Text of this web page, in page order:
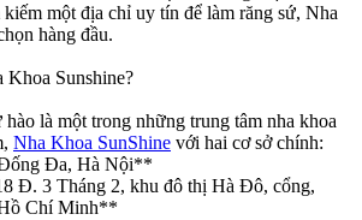
một địa chỉ uy tín để làm răng sứ, Nha
hàng đầu.
Sunshine?
là một trong những trung tâm nha khoa
Nha Khoa SunShine với hai cơ sở chính:
Đa, Hà Nội**
Đ. 3 Tháng 2, khu đô thị Hà Đô, cổng,
Chí Minh**